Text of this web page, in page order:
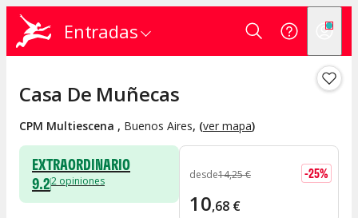
Entradas
Casa De Muñecas
CPM Multiescena , Buenos Aires, (ver mapa)
EXTRAORDINARIO
9.22 opiniones desde14,25€ -25%
10,68 €